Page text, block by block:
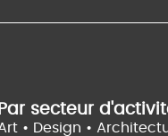
Par secteur
• Design •